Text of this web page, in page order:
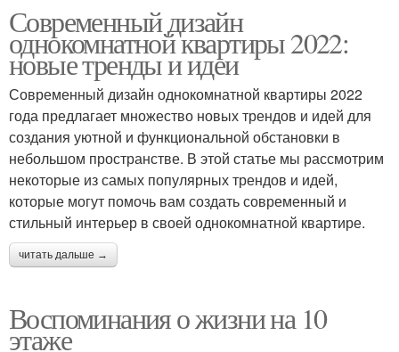
Современный дизайн
однокомнатной квартиры 2022:
новые тренды и идеи
Современный дизайн однокомнатной квартиры 2022
года предлагает множество новых трендов и идей для
создания уютной и функциональной обстановки в
небольшом пространстве. В этой статье мы рассмотрим
некоторые из самых популярных трендов и идей,
которые могут помочь вам создать современный и
стильный интерьер в своей однокомнатной квартире.
читать дальше →
Воспоминания о жизни на 10
этаже